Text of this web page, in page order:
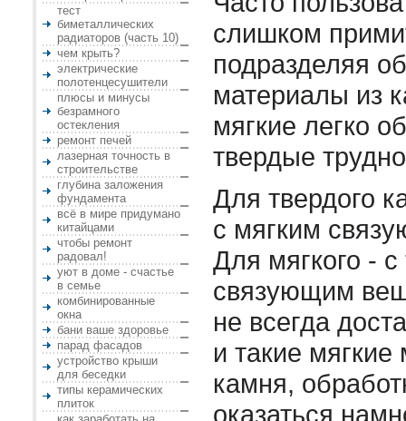
тест
биметаллических
радиаторов (часть 10)
чем крыть?
электрические
полотенцесушители
плюсы и минусы
безрамного
остекления
ремонт печей
лазерная точность в
строительстве
глубина заложения
фундамента
всё в мире придумано
китайцами
чтобы ремонт
радовал!
уют в доме - счастье
в семье
комбинированные
окна
бани ваше здоровье
парад фасадов
устройство крыши
для беседки
типы керамических
плиток
слишком
подразделяя
материалы из
мягкие легко
твердые
Для твердого
с мягким
Для мягкого -
связующим
не всегда
и такие
камня,
оказаться